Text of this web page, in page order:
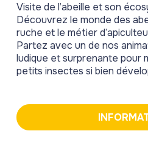
Visite de l’abeille et son
Découvrez le monde des
ruche et le métier
Partez avec un de nos
ludique et surprenante pour
petits insectes si bien